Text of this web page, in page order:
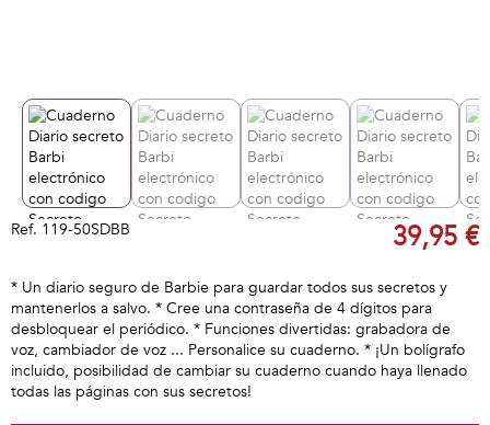
Ref. 119-50SDBB 39,95 €
* Un diario seguro de Barbie para guardar todos sus secretos y
mantenerlos a salvo. * Cree una contraseña de 4 dígitos para
desbloquear el periódico. * Funciones divertidas: grabadora de
voz, cambiador de voz ... Personalice su cuaderno. * ¡Un bolígrafo
incluido, posibilidad de cambiar su cuaderno cuando haya llenado
todas las páginas con sus secretos!